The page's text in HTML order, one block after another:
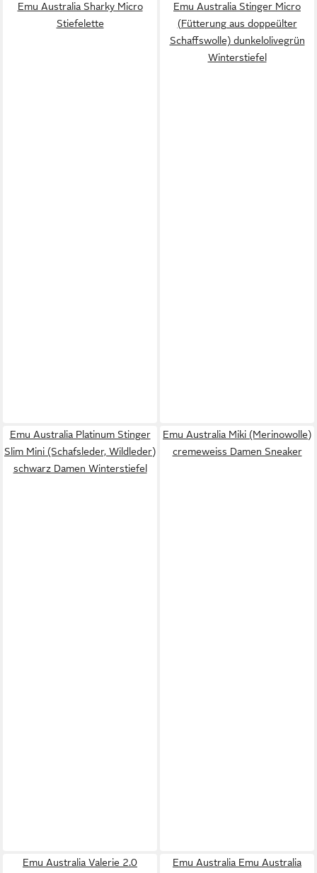
Emu Australia Sharky Micro
Stiefelette
Emu Australia Stinger Micro
(Fütterung aus doppeülter
Schaffswolle) dunkelolivegrün
Winterstiefel
Emu Australia Platinum Stinger
Slim Mini (Schafsleder, Wildleder)
schwarz Damen Winterstiefel
Emu Australia Miki (Merinowolle)
cremeweiss Damen Sneaker
Emu Australia Valerie 2.0
Emu Australia Emu Australia